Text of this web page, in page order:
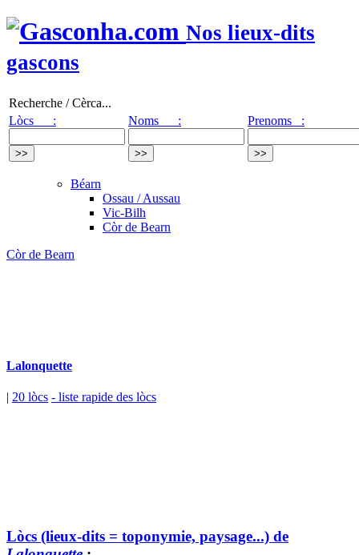
Nos lieux-dits
gascons
Recherche / Cèrca...
Lòcs :
Noms : Prenoms :
Béarn
Ossau / Aussau
Vic-Bilh
Còr de Bearn
Còr de Bearn
Lalonquette
| 20 lòcs - liste rapide des lòcs
Lòcs (lieux-dits = toponymie, paysage...) de